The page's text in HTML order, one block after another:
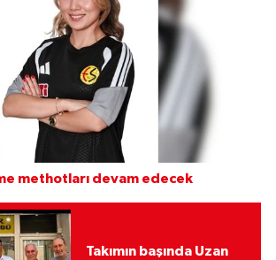
methotları devam edecek
Takımın başında Uzan